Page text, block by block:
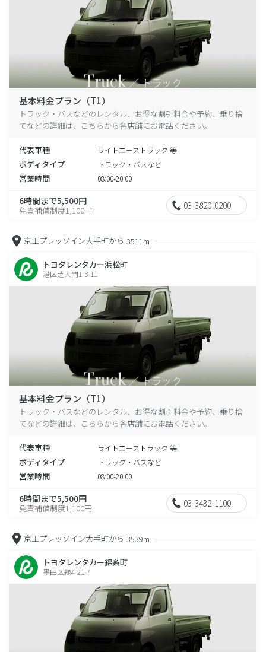
基本料金プラン（T1）
トラック・バスなどのレンタル、お得な割引料金や予約、乗り捨
てなどの詳細は、こちらから各店舗にお電話ください。
代表車種 ライトエーストラック 等
ボディタイプ トラック・バスなど
営業時間 08:00-20:00
6時間まで5,500円
免責補償制度1,100円 03-3820-0200
京王プレッソイン大手町から 3511m
トヨタレンタカー浜松町
港区芝大門1-3-11
基本料金プラン（T1）
トラック・バスなどのレンタル、お得な割引料金や予約、乗り捨
てなどの詳細は、こちらから各店舗にお電話ください。
代表車種 ライトエーストラック 等
ボディタイプ トラック・バスなど
営業時間 08:00-20:00
6時間まで5,500円
免責補償制度1,100円 03-3432-1100
京王プレッソイン大手町から 3539m
トヨタレンタカー錦糸町
墨田区緑4-21-7